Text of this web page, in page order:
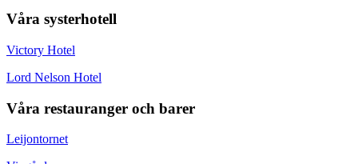
Våra systerhotell
Victory Hotel
Lord Nelson Hotel
Våra restauranger och barer
Leijontornet